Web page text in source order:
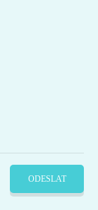
ODESLAT